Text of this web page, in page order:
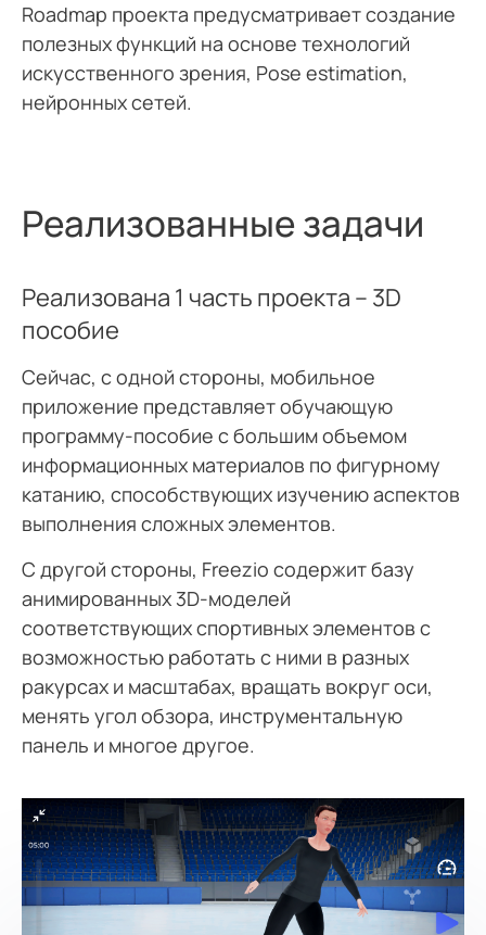
Roadmap проекта предусматривает создание
полезных функций на основе технологий
искусственного зрения, Pose estimation,
нейронных сетей.
Реализованные задачи
Реализована 1 часть проекта – 3D
пособие
Сейчас, с одной стороны, мобильное
приложение представляет обучающую
программу-пособие с большим объемом
информационных материалов по фигурному
катанию, способствующих изучению аспектов
выполнения сложных элементов.
С другой стороны, Freezio содержит базу
анимированных 3D-моделей
соответствующих спортивных элементов c
возможностью работать с ними в разных
ракурсах и масштабах, вращать вокруг оси,
менять угол обзора, инструментальную
панель и многое другое.